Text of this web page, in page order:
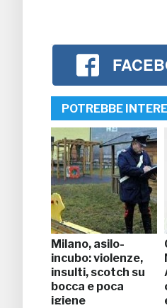
POTREBBE
Milano, asilo-
incubo: violenze,
insulti, scotch su
bocca e poca
igiene